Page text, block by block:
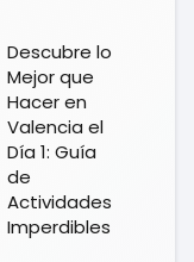
Descubre lo
Mejor que
Hacer en
Valencia el
Día 1: Guía
de
Actividades
Imperdibles